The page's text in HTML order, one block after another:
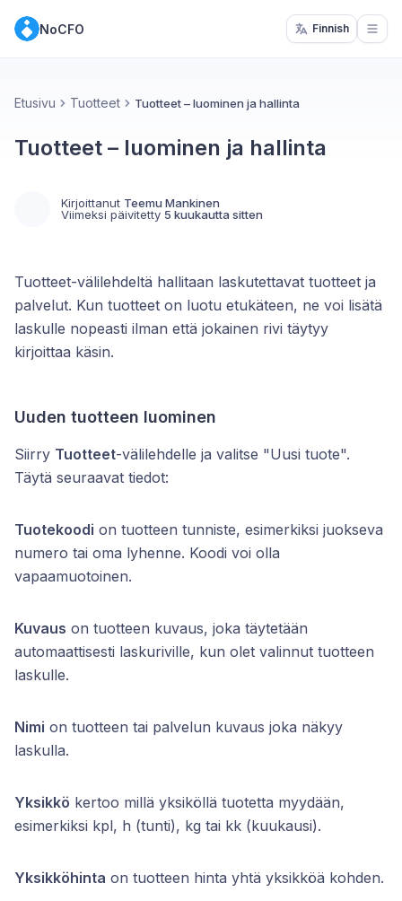
NoCFO Finnish
Etusivu Tuotteet Tuotteet – luominen ja hallinta
Tuotteet – luominen ja hallinta
Kirjoittanut Teemu Mankinen
Viimeksi päivitetty 5 kuukautta sitten
Tuotteet-välilehdeltä hallitaan laskutettavat tuotteet ja
palvelut. Kun tuotteet on luotu etukäteen, ne voi lisätä
laskulle nopeasti ilman että jokainen rivi täytyy
kirjoittaa käsin.
Uuden tuotteen luominen
Siirry Tuotteet-välilehdelle ja valitse "Uusi tuote".
Täytä seuraavat tiedot:
Tuotekoodi on tuotteen tunniste, esimerkiksi juokseva
numero tai oma lyhenne. Koodi voi olla
vapaamuotoinen.
Kuvaus on tuotteen kuvaus, joka täytetään
automaattisesti laskuriville, kun olet valinnut tuotteen
laskulle.
Nimi on tuotteen tai palvelun kuvaus joka näkyy
laskulla.
Yksikkö kertoo millä yksiköllä tuotetta myydään,
esimerkiksi kpl, h (tunti), kg tai kk (kuukausi).
Yksikköhinta on tuotteen hinta yhtä yksikköä kohden.